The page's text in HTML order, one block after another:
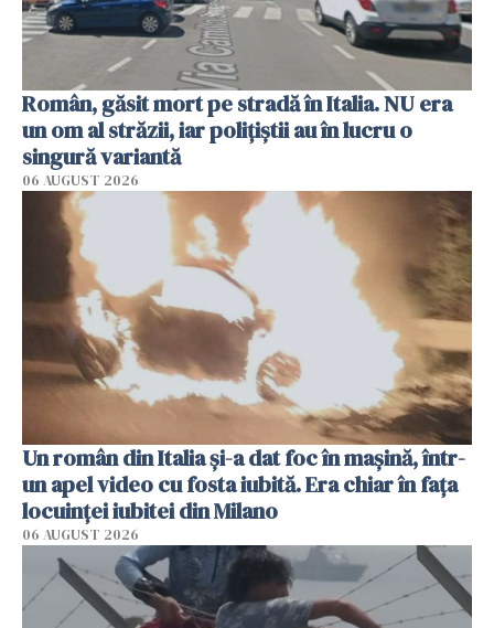
Român, găsit mort pe stradă în Italia. NU era
un om al străzii, iar polițiștii au în lucru o
singură variantă
06 AUGUST 2026
Un român din Italia și-a dat foc în mașină, într-
un apel video cu fosta iubită. Era chiar în fața
locuinței iubitei din Milano
06 AUGUST 2026